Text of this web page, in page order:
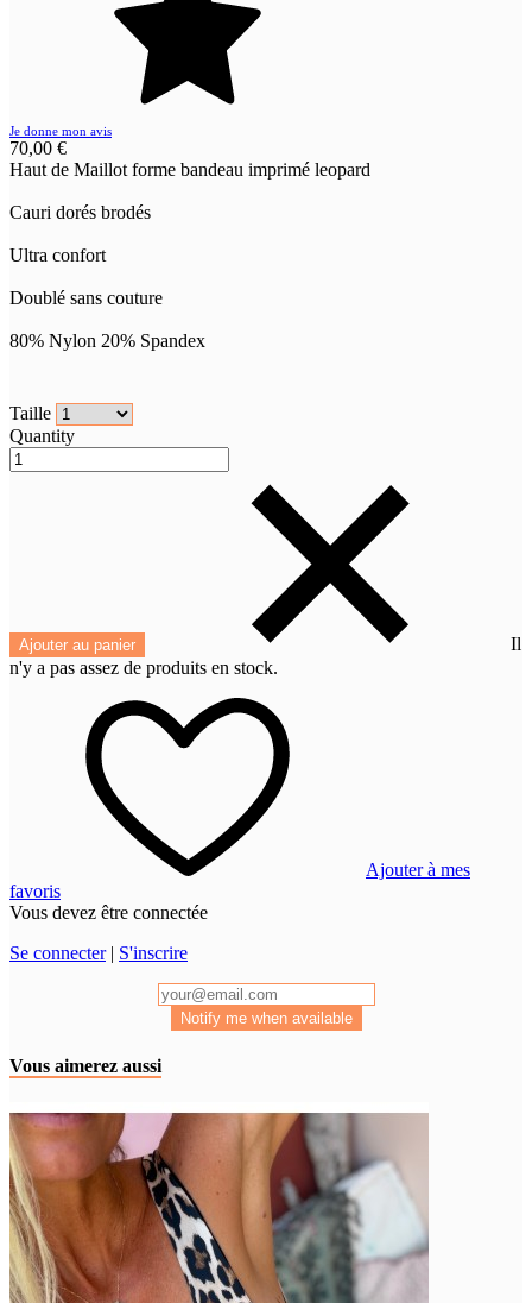
Je donne mon avis
70,00 €
Haut de Maillot forme bandeau imprimé leopard
Cauri dorés brodés
Ultra confort
Doublé sans couture
80% Nylon 20% Spandex
Taille
Quantity
Ajouter au panier
Il
n'y a pas assez de produits en stock.
Ajouter à mes
favoris
Vous devez être connectée
Se connecter| S'inscrire
Notify me when available
Vous aimerez aussi